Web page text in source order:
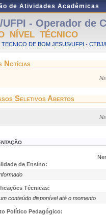
de Atividades Acadêmicas
UFPI - Operador de
NÍVEL TÉCNICO
DE BOM JESUS/UFPI - CTBJ/
Notícias
Seletivos Abertos
de Ensino:
Técnicas:
conteúdo disponível até o momento
Político Pedagógico: